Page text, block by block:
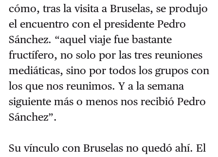
cómo, tras la visita a Bruselas, se produjo
el encuentro con el presidente Pedro
Sánchez. “aquel viaje fue bastante
fructífero, no solo por las tres reuniones
mediáticas, sino por todos los grupos con
los que nos reunimos. Y a la semana
siguiente más o menos nos recibió Pedro
Sánchez”.
Su vínculo con Bruselas no quedó ahí. El